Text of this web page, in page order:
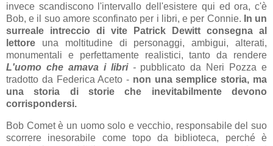
invece scandiscono l'intervallo dell'esistere qui ed ora, c'è
Bob, e il suo amore sconfinato per i libri, e per Connie. In un
surreale intreccio di vite Patrick Dewitt consegna al
lettore una moltitudine di personaggi, ambigui, alterati,
monumentali e perfettamente realistici, tanto da rendere
L'uomo che amava i libri - pubblicato da Neri Pozza e
tradotto da Federica Aceto - non una semplice storia, ma
una storia di storie che inevitabilmente devono
corrispondersi.
Bob Comet è un uomo solo e vecchio, responsabile del suo
scorrere inesorabile come topo da biblioteca, perché è